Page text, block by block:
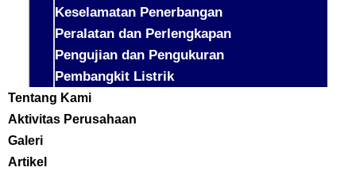
Keselamatan Penerbangan
Peralatan dan Perlengkapan
Pengujian dan Pengukuran
Pembangkit Listrik
Tentang Kami
Aktivitas Perusahaan
Galeri
Artikel